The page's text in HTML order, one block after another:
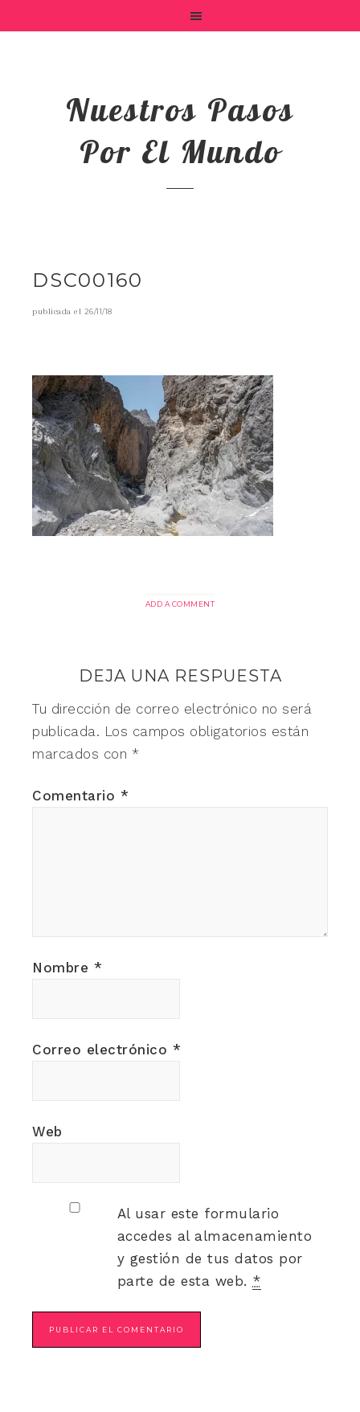
Nuestros Pasos
Por El Mundo
DSC00160
publicada el 26/11/18
ADD A COMMENT
DEJA UNA RESPUESTA
Tu dirección de correo electrónico no será
publicada. Los campos obligatorios están
marcados con *
Comentario *
Nombre *
Correo electrónico *
Web
Al usar este formulario
accedes al almacenamiento
y gestión de tus datos por
parte de esta web. *